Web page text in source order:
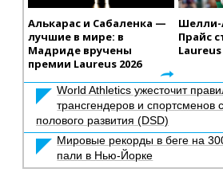
Алькарас и Сабаленка —
лучшие в мире: в
Мадриде вручены
премии Laureus 2026
Шелли-
Прайс
Laureus
World Athletics ужесточит
трансгендеров и спортсменов
полового развития (DSD)
Мировые рекорды в беге на
пали в Нью-Йорке